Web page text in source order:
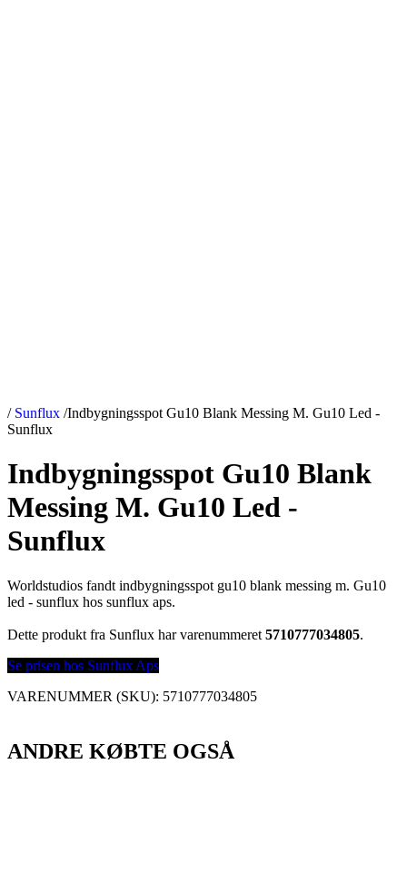
/ Sunflux /Indbygningsspot Gu10 Blank Messing M. Gu10 Led -
Sunflux
Indbygningsspot Gu10 Blank
Messing M. Gu10 Led -
Sunflux
Worldstudios fandt indbygningsspot gu10 blank messing m. Gu10
led - sunflux hos sunflux aps.
Dette produkt fra Sunflux har varenummeret 5710777034805.
Se prisen hos Sunflux Aps
VARENUMMER (SKU): 5710777034805
ANDRE KØBTE OGSÅ